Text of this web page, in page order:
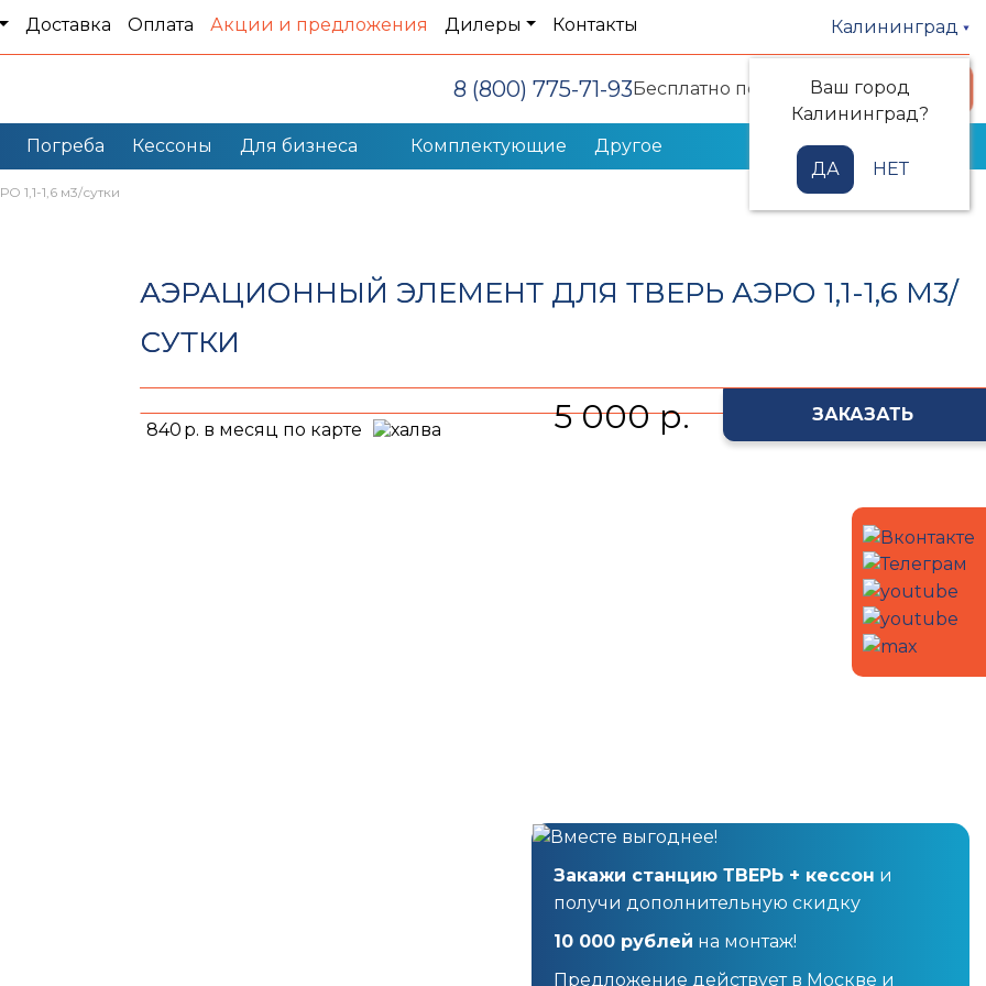
Доставка Оплата Акции и предложения Дилеры Контакты Калининград
Ваш город
Калининград?
ДА НЕТ
8 (800) 775-71-93Бесплатно по РФ Заказать звонок
Погреба Кессоны Для бизнеса Комплектующие Другое
1,1-1,6 м3/сутки
АЭРАЦИОННЫЙ ЭЛЕМЕНТ ДЛЯ ТВЕРЬ АЭРО 1,1-1,6 М3/
СУТКИ
840 р. в месяц по карте 5 000 р. ЗАКАЗАТЬ
Закажи станцию ТВЕРЬ + кессон и
получи дополнительную скидку
10 000 рублей на монтаж!
Предложение действует в Москве и